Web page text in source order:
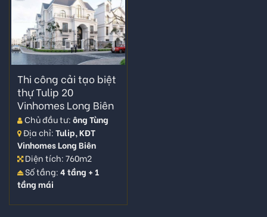
Thi công cải tạo biệt
thự Tulip 20
Vinhomes Long Biên
Chủ đầu tư: ông Tùng
Địa chỉ: Tulip, KĐT
Vinhomes Long Biên
Diện tích: 760m2
Số tầng: 4 tầng + 1
tầng mái